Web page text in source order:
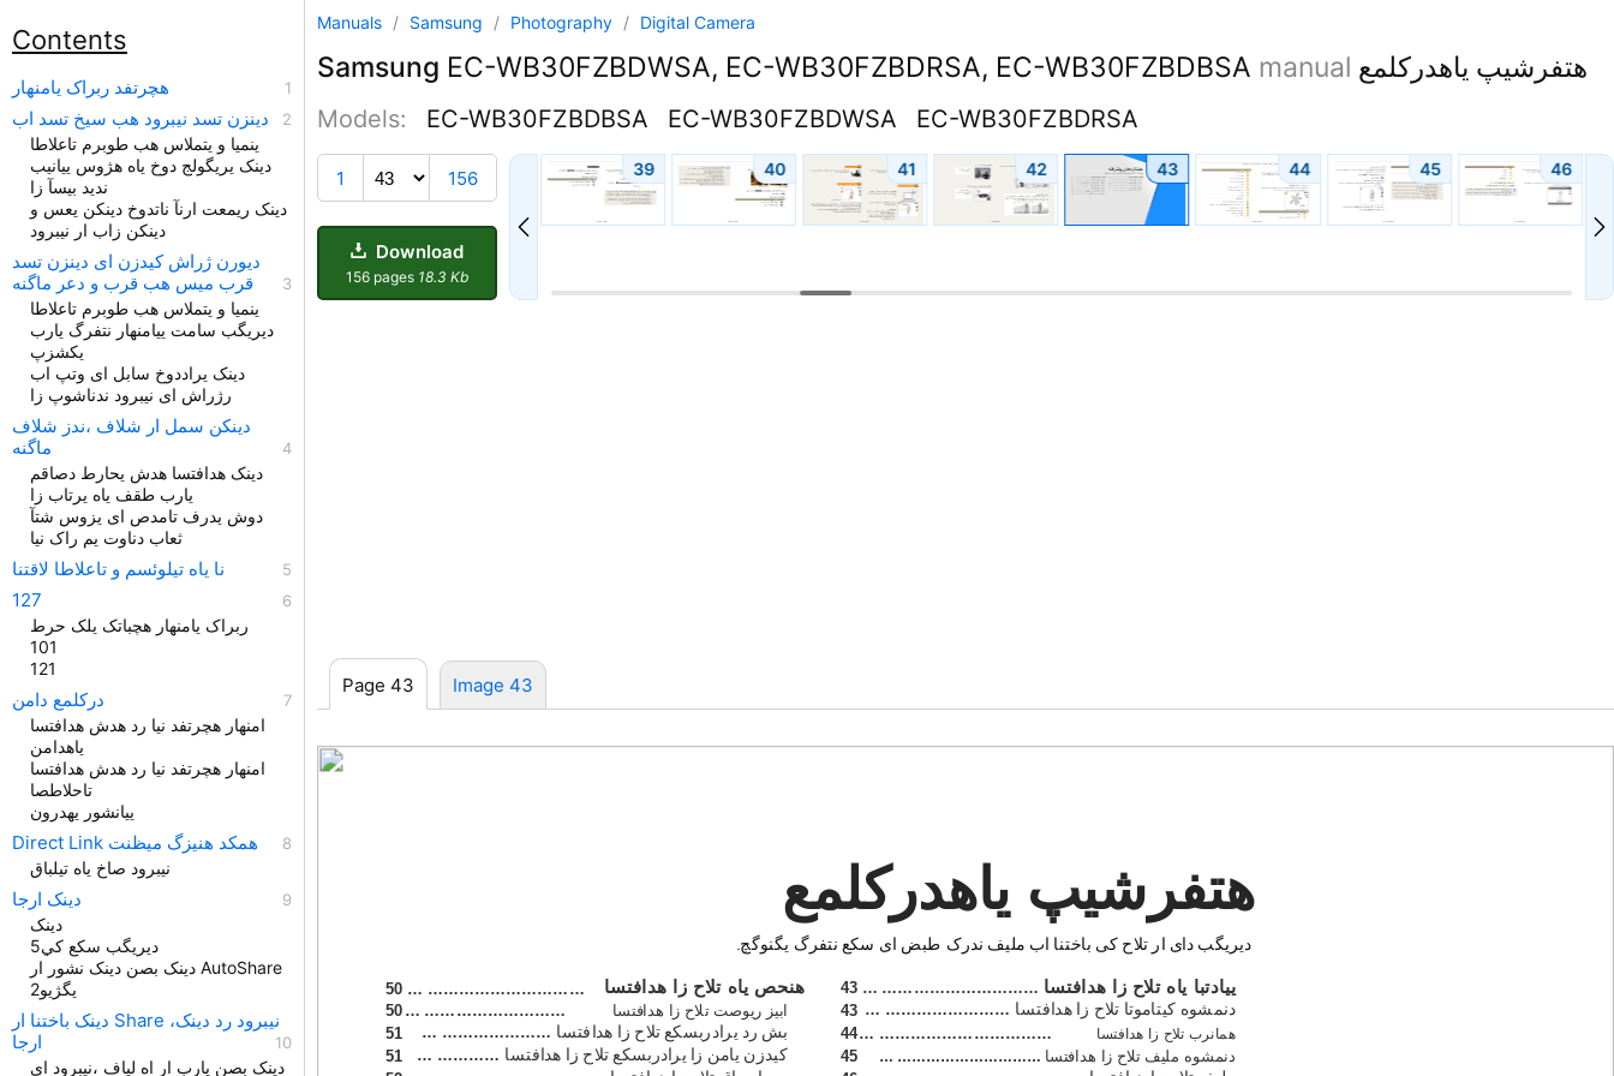
Manuals / Samsung / Photography / Digital Camera
Samsung EC-WB30FZBDWSA, EC-WB30FZBDRSA, EC-WB30FZBDBSA manual هتفرشیپ یاهدرکلمع
Models: EC-WB30FZBDBSA EC-WB30FZBDWSA EC-WB30FZBDRSA
1 156
Download
156 pages 18.3 Kb
38 39 40 41 42 43 44 45 46
Page 43 Image 43
هتفرشیپ یاهدرکلمع
.دیریگب دای ار تلاح کی باختنا اب ملیف ندرک طبض ای سکع نتفرگ یگنوگچ
50 … ………………………… هنحص یاه تلاح زا هدافتسا 43 … ………………………… ییادتبا یاه تلاح زا هدافتسا
50 … ……………………… ابیز ریوصت تلاح زا هدافتسا 43 دنمشوه کیتاموتا تلاح زا هدافتسا
51 … ………………… بش رد یرادربسکع تلاح زا هدافتسا 44… …………………………… همانرب تلاح زا هدافتسا
51 … ………… کيدزن یامن زا یرادربسکع تلاح زا هدافتسا 45 … ………………………… دنمشوه مليف تلاح زا هدافتسا
Contents
هچرتفد ربراک یامنهار
دینزن تسد نیبرود هب سیخ تسد اب
ینمیا و یتملاس هب طوبرم تاعلاطا
دینک یریگولج دوخ یاه هژوس ییانیب
ندید بیسآ زا
دینک ریمعت ارنآ ناتدوخ دینکن یعس و
دینکن زاب ار نیبرود
دیورن ژراش کیدزن ای دینزن تسد
قرب میس هب قرب و دعر ماگنه
ديريگب سامت یيامنهار نتفرگ یارب
یکشزپ
دینک یراددوخ سابل ای وتپ اب
رژراش ای نیبرود ندناشوپ زا
دینکن سمل ار شلاف ،ندز شلاف
ماگنه
دینک هدافتسا هدش یحارط دصاقم
یارب طقف یاه یرتاب زا
دوش یدرف تامدص ای یزوس شتآ
ثعاب دناوت یم راک نیا
نا یاه تيلوئسم و تاعلاطا لاقتنا
127
ربراک یامنهار هچباتک یلک حرط
101
121
درکلمع دامن
امنهار هچرتفد نیا رد هدش هدافتسا
یاهدامن
امنهار هچرتفد نیا رد هدش هدافتسا
تاحلاطصا
ییانشور یهدرون
Direct Link همکد هنیزگ میظنت
نیبرود صاخ یاه تیلباق
دينک ارجا
دینک
ديريگب سکع کي5
دينک بصن دينک نشور ار AutoShare
یگژيو2
دینک باختنا ار Share ،نیبرود رد دينک
ارجا
دينک بصن یارب ار اه لیاف ،نیبرود ای